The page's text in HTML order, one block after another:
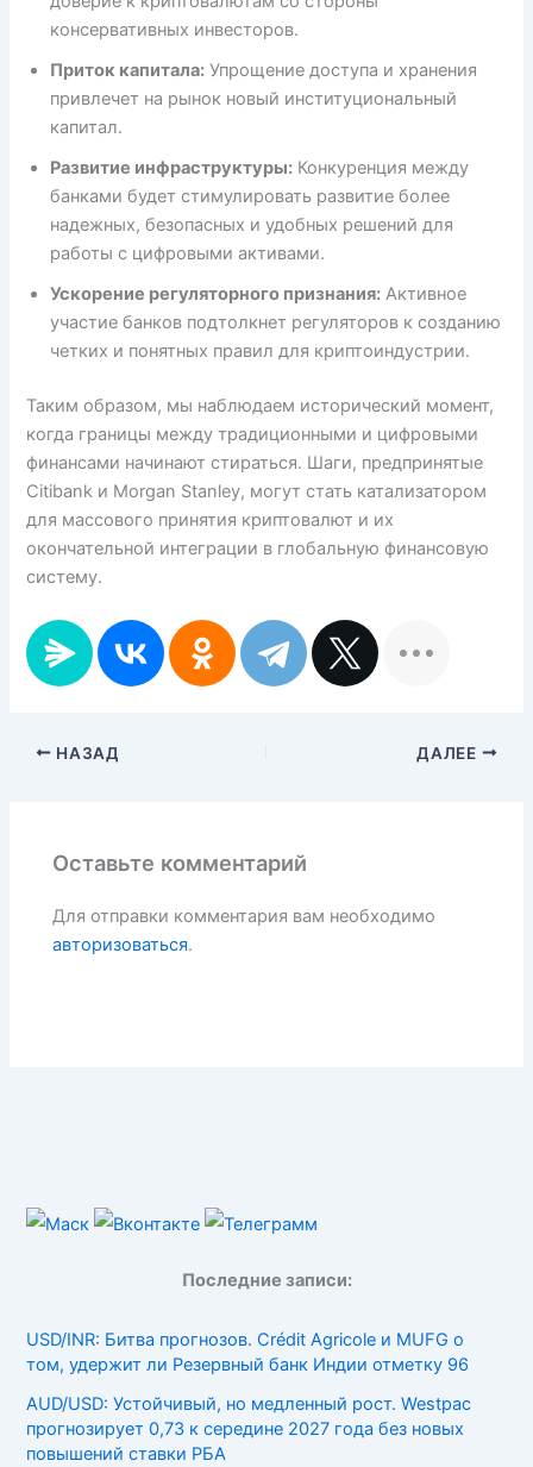
консервативных инвесторов.
Приток капитала: Упрощение доступа и хранения
привлечет на рынок новый институциональный
капитал.
Развитие инфраструктуры: Конкуренция между
банками будет стимулировать развитие более
надежных, безопасных и удобных решений для
работы с цифровыми активами.
Ускорение регуляторного признания: Активное
участие банков подтолкнет регуляторов к созданию
четких и понятных правил для криптоиндустрии.
Таким образом, мы наблюдаем исторический момент,
когда границы между традиционными и цифровыми
финансами начинают стираться. Шаги, предпринятые
Citibank и Morgan Stanley, могут стать катализатором
для массового принятия криптовалют и их
окончательной интеграции в глобальную финансовую
систему.
НАЗАД ДАЛЕЕ
Оставьте комментарий
Для отправки комментария вам необходимо
авторизоваться.
Последние записи:
USD/INR: Битва прогнозов. Crédit Agricole и MUFG о
том, удержит ли Резервный банк Индии отметку 96
AUD/USD: Устойчивый, но медленный рост. Westpac
прогнозирует 0,73 к середине 2027 года без новых
повышений ставки РБА